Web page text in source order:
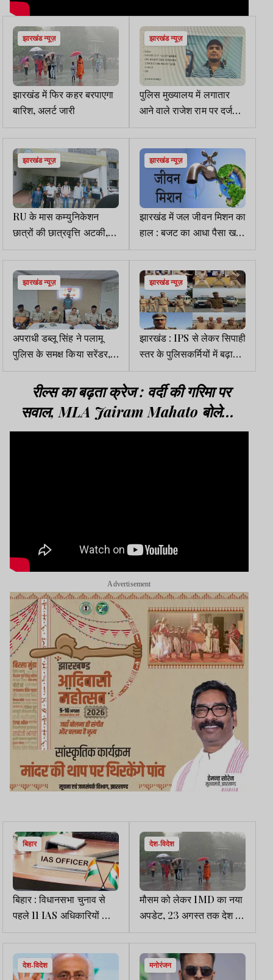
झारखंड न्यूज़
झारखंड में फिर कहर बरपाएगा
बारिश, अलर्ट जारी
झारखंड न्यूज़
पुलिस मुख्यालय में लगातार
आने वाले राजेश राम पर दर्जन
भर से अधिक आपराधिक मामले
हैं दर्ज
झारखंड न्यूज़
RU के मास कम्युनिकेशन
छात्रों की छात्रवृत्ति अटकी,
ई-कल्याण पोर्टल पर पेंडिंग में
आवेदन
झारखंड न्यूज़
झारखंड में जल जीवन मिशन का
हाल : बजट का आधा पैसा खर्च,
फिर भी 28 लाख घरों में नहीं
पहुंचा पानी
झारखंड न्यूज़
अपराधी डब्लू सिंह ने पलामू
पुलिस के समक्ष किया सरेंडर,
मुख्य धारा में लौटने की कही
झारखंड न्यूज़
झारखंड : IPS से लेकर सिपाही
स्तर के पुलिसकर्मियों में बढ़ा
रील बनाने का क्रेज
रील्स का बढ़ता क्रेज : वर्दी की गरिमा पर
सवाल, MLA Jairam Mahato बोले...
Advertisement
बिहार
बिहार : विधानसभा चुनाव से
पहले 11 IAS अधिकारियों का
तबादला
देश-विदेश
मौसम को लेकर IMD का नया
अपडेट, 23 अगस्त तक देश के
कई हिस्सों में भारी बारिश का
अनुमान
देश-विदेश मनोरंजन